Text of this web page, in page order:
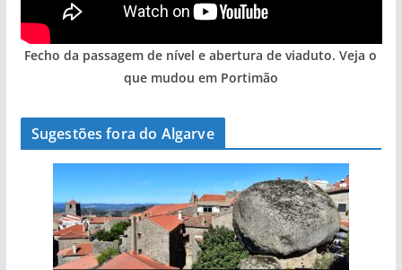
Fecho da passagem de nível e abertura de viaduto. Veja o
que mudou em Portimão
Sugestões fora do Algarve